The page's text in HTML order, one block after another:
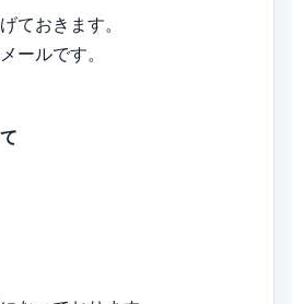
ておきます。
ールです。